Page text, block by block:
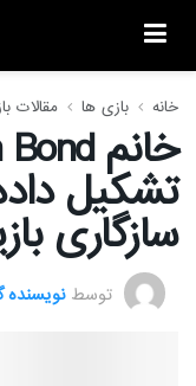
خانه بازی ها مقالات
تشکیل
سازگاری
توسط نویسنده